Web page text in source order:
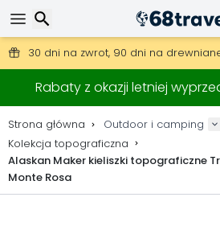
Darmowa wysyłka przy
30 dni na zwrot, 90 dni na
Najlepsze ceny na sprzęt
Rabaty z okazji letniej
Strona główna
Outdoor i camping
Kolekcja topograficzna
Alaskan Maker kieliszki topograficzne
Monte Rosa
Wyszukaj